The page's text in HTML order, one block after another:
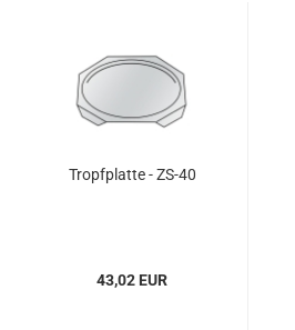
Tropfplatte - ZS-40
43,02 EUR